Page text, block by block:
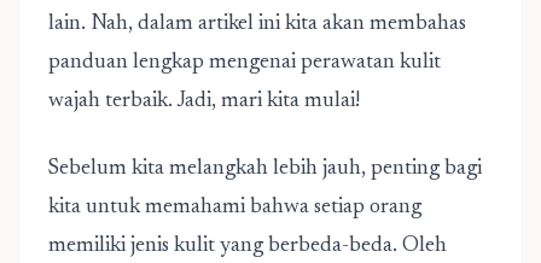
lain. Nah, dalam artikel ini kita akan membahas
panduan lengkap mengenai perawatan kulit
wajah terbaik. Jadi, mari kita mulai!
Sebelum kita melangkah lebih jauh, penting bagi
kita untuk memahami bahwa setiap orang
memiliki jenis kulit yang berbeda-beda. Oleh